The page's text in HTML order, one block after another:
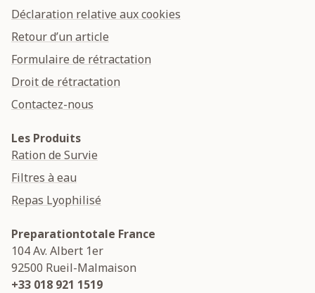
Déclaration relative aux cookies
Retour d’un article
Formulaire de rétractation
Droit de rétractation
Contactez-nous
Les Produits
Ration de Survie
Filtres à eau
Repas Lyophilisé
Preparationtotale France
104 Av. Albert 1er
92500 Rueil-Malmaison
+33 018 921 1519